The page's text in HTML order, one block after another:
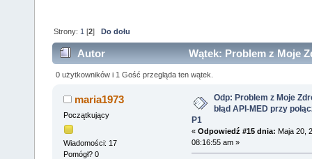
Strony: 1 [2] Do dołu
Autor
Wątek: Problem z Moje
połączeniu z P1 (Przeczytany 6416 razy)
0 użytkowników i 1 Gość przegląda ten wątek.
maria1973
Początkujący
Wiadomości: 17
Pomógł? 0
Odp: Problem z Moje
błąd API-MED przy
P1
« Odpowiedź #15 dnia: Maja 20,
08:16:55 am »